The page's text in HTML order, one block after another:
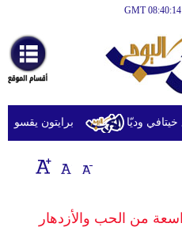
أخبارعاجلة
رياضة
ثقافة
إقتصاد
وموسيقى
برايتون يقسو على وديّا
من الحب والأزدهار